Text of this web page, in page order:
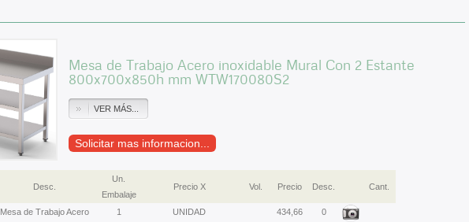
Mesa de Trabajo Acero inoxidable Mural Con 2 Estante
800x700x850h mm WTW170080S2
VER MÁS...
Solicitar mas informacion...
Desc.
Un.
Embalaje
Precio X Vol. Precio Desc. Cant.
Mesa de Trabajo Acero
1 UNIDAD
434,66
0